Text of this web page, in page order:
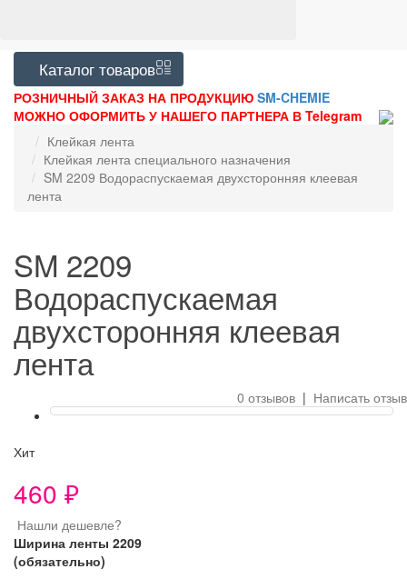
Каталог товаров
РОЗНИЧНЫЙ ЗАКАЗ НА ПРОДУКЦИЮ SM-CHEMIE
МОЖНО ОФОРМИТЬ У НАШЕГО ПАРТНЕРА В Telegram
Клейкая лента
Клейкая лента специального назначения
SM 2209 Водораспускаемая двухсторонняя клеевая
лента
SM 2209
Водораспускаемая
двухсторонняя клеевая
лента
0 отзывов | Написать отзыв
Хит
460 ₽
Нашли дешевле?
Ширина ленты 2209
(обязательно)